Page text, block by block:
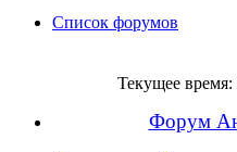
Список форумов
Текущее время:
Форум